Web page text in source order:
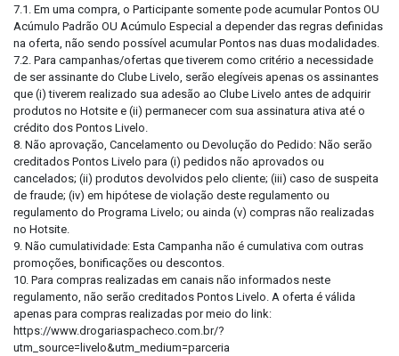
7.1. Em uma compra, o Participante somente pode acumular Pontos OU
Acúmulo Padrão OU Acúmulo Especial a depender das regras definidas
na oferta, não sendo possível acumular Pontos nas duas modalidades.
7.2. Para campanhas/ofertas que tiverem como critério a necessidade
de ser assinante do Clube Livelo, serão elegíveis apenas os assinantes
que (i) tiverem realizado sua adesão ao Clube Livelo antes de adquirir
produtos no Hotsite e (ii) permanecer com sua assinatura ativa até o
crédito dos Pontos Livelo.
8. Não aprovação, Cancelamento ou Devolução do Pedido: Não serão
creditados Pontos Livelo para (i) pedidos não aprovados ou
cancelados; (ii) produtos devolvidos pelo cliente; (iii) caso de suspeita
de fraude; (iv) em hipótese de violação deste regulamento ou
regulamento do Programa Livelo; ou ainda (v) compras não realizadas
no Hotsite.
9. Não cumulatividade: Esta Campanha não é cumulativa com outras
promoções, bonificações ou descontos.
10. Para compras realizadas em canais não informados neste
regulamento, não serão creditados Pontos Livelo. A oferta é válida
apenas para compras realizadas por meio do link:
https://www.drogariaspacheco.com.br/?
utm_source=livelo&utm_medium=parceria